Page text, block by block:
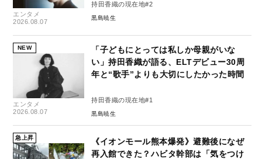
エンタメ
2026.08.07
持田香織の現在地#2
黒島暁生
NEW
エンタメ
2026.08.07
「子どもにとっては私しか母親がいな
い」持田香織が語る、ELTデビュー30周
年と“歌手”よりも大切にしたかった時間
持田香織の現在地#1
黒島暁生
急上昇
《イオンモール熊本爆発》避難後になぜ
再入館できた？ハビタ幹部は「気をつけ